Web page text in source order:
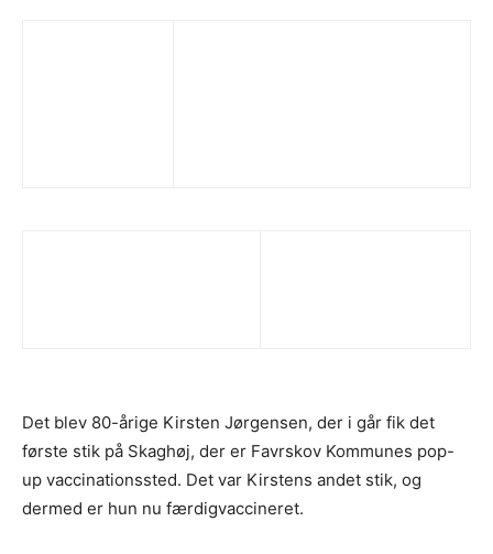
Det blev 80-årige Kirsten Jørgensen, der i går fik det
første stik på Skaghøj, der er Favrskov Kommunes pop-
up vaccinationssted. Det var Kirstens andet stik, og
dermed er hun nu færdigvaccineret.